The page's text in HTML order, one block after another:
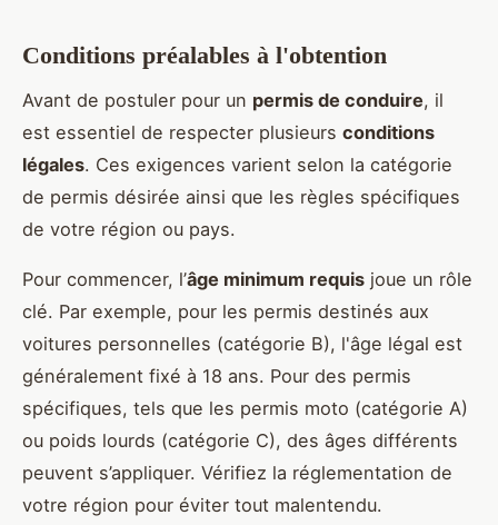
Conditions préalables à l'obtention
Avant de postuler pour un permis de conduire, il
est essentiel de respecter plusieurs conditions
légales. Ces exigences varient selon la catégorie
de permis désirée ainsi que les règles spécifiques
de votre région ou pays.
Pour commencer, l’âge minimum requis joue un rôle
clé. Par exemple, pour les permis destinés aux
voitures personnelles (catégorie B), l'âge légal est
généralement fixé à 18 ans. Pour des permis
spécifiques, tels que les permis moto (catégorie A)
ou poids lourds (catégorie C), des âges différents
peuvent s’appliquer. Vérifiez la réglementation de
votre région pour éviter tout malentendu.